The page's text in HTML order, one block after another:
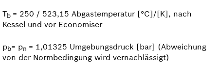
Tb = 250 / 523,15 Abgas­temperatur [°C]/[K], nach
Kessel und vor Economiser
pb= pn = 1,01325 Umgebungsdruck [bar] (Abweichung
von der Normbedingung wird vernachlässigt)